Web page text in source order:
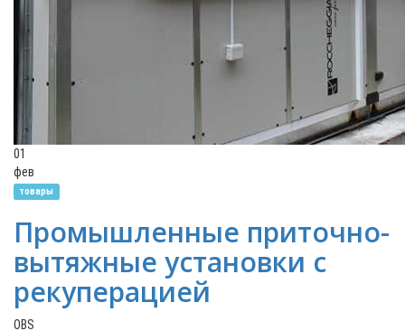
01
фев
товары
Промышленные приточно-
вытяжные установки с
рекуперацией
OBS